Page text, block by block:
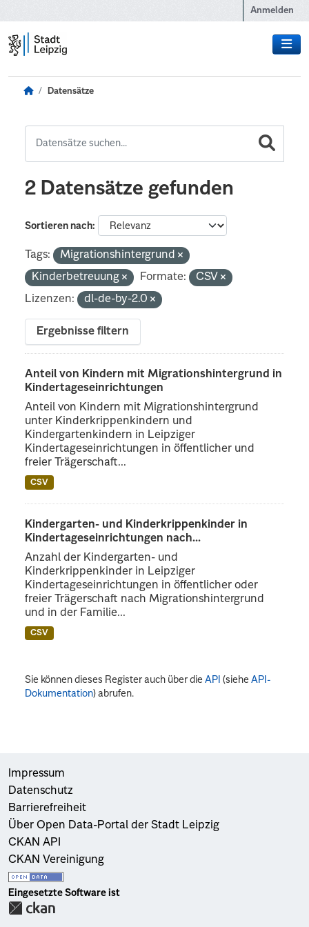
Anmelden
Datensätze
2 Datensätze gefunden
Sortieren nach
Tags:
Migrationshintergrund
Kinderbetreuung
Formate:
CSV
Lizenzen:
dl-de-by-2.0
Ergebnisse filtern
Anteil von Kindern mit Migrationshintergrund in
Kindertageseinrichtungen
Anteil von Kindern mit Migrationshintergrund
unter Kinderkrippenkindern und
Kindergartenkindern in Leipziger
Kindertageseinrichtungen in öffentlicher und
freier Trägerschaft...
CSV
Kindergarten- und Kinderkrippenkinder in
Kindertageseinrichtungen nach...
Anzahl der Kindergarten- und
Kinderkrippenkinder in Leipziger
Kindertageseinrichtungen in öffentlicher oder
freier Trägerschaft nach Migrationshintergrund
und in der Familie...
CSV
Sie können dieses Register auch über dieAPI (sieheAPI-
Dokumentation) abrufen.
Impressum
Datenschutz
Barrierefreiheit
Über Open Data-Portal der Stadt Leipzig
CKAN API
CKAN Vereinigung
Eingesetzte Software ist